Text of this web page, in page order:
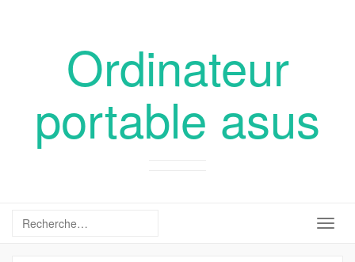
Ordinateur
portable asus